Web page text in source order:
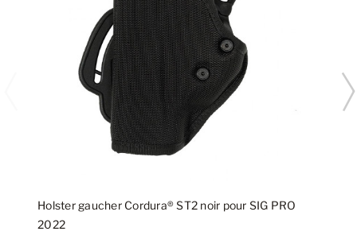
Holster gaucher Cordura® ST2 noir pour SIG PRO
2022